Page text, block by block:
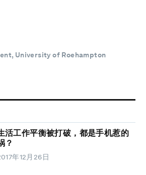
University of Roehampton
活工作平衡被打破，都是手机惹的
？
年12月26日